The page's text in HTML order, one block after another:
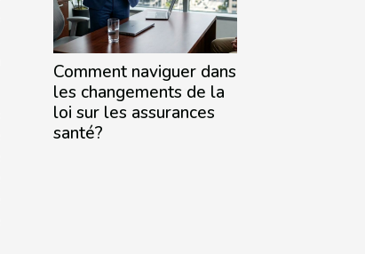
Comment naviguer dans
les changements de la
loi sur les assurances
santé?